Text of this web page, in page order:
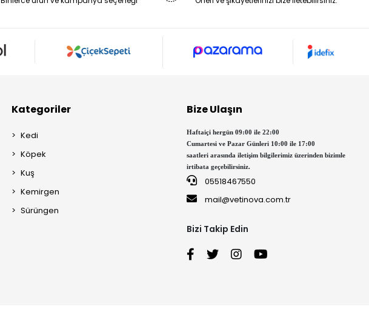
Kategoriler
Kedi
Köpek
Kuş
Kemirgen
Sürüngen
Bize Ulaşın
Haftaiçi hergün 09:00 ile 22:00
Cumartesi ve Pazar Günleri 10:00 ile 17:00
saatleri arasında iletişim bilgilerimiz üzerinden bizimle
irtibata geçebilirsiniz.
05518467550
mail@vetinova.com.tr
Bizi Takip Edin